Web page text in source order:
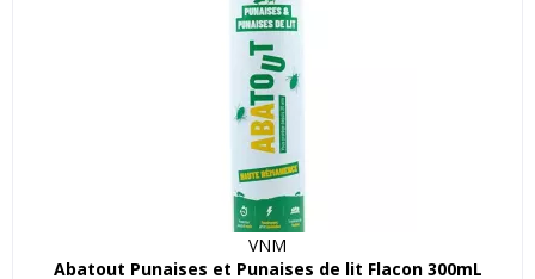
VNM
Abatout Punaises et Punaises de lit Flacon 300mL